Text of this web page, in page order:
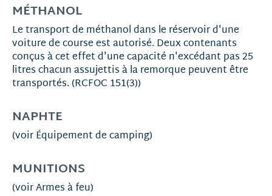
MÉTHANOL
Le transport de méthanol dans le réservoir d'une
voiture de course est autorisé. Deux contenants
conçus à cet effet d'une capacité n'excédant pas 25
litres chacun assujettis à la remorque peuvent être
transportés. (RCFOC 151(3))
NAPHTE
(voir Équipement de camping)
MUNITIONS
(voir Armes à feu)